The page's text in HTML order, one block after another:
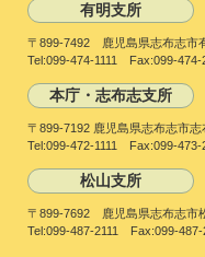
有明支所
〒899-7492 鹿児島県志布志市
Tel:099-474-1111 Fax:099-474-
本庁・志布志支所
〒899-7192 鹿児島県志布志市
Tel:099-472-1111 Fax:099-473-
松山支所
〒899-7692 鹿児島県志布志市
Tel:099-487-2111 Fax:099-487-